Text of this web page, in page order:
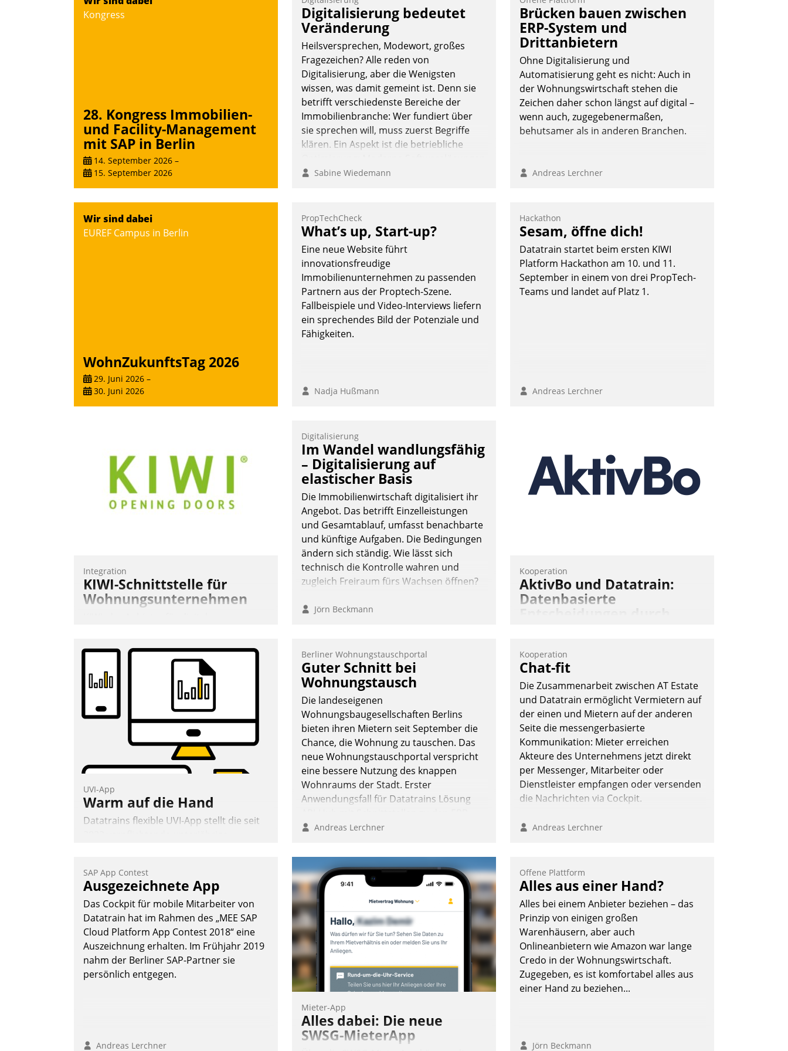
Vernetzungsideen fürs Quartier.
Dazwischen zeigte Datatrain, was es
Neues zu bieten hat.
Nadja Hußmann
Kongress
28. Kongress Immobilien-
und Facility-Management
mit SAP in Berlin
14. September 2026 –
15. September 2026
Digitalisierung bedeutet
Veränderung
Heilsversprechen, Modewort, großes
Fragezeichen? Alle reden von
Digitalisierung, aber die Wenigsten
wissen, was damit gemeint ist. Denn sie
betrifft verschiedenste Bereiche der
Immobilienbranche: Wer fundiert über
sie sprechen will, muss zuerst Begriffe
klären. Ein Aspekt ist die betriebliche
ermöglichen große Einsparungen durch
Allein mit der Einführung einer neuen
Software ist es nicht getan. Die
Digitalisierung erfordert von
Unternehmen die Bereitschaft, sich zu
überprüfen, zu hinterfragen und zu
verändern.
Sabine Wiedemann
Brücken bauen zwischen
ERP-System und
Drittanbietern
Ohne Digitalisierung und
Automatisierung geht es nicht: Auch in
der Wohnungswirtschaft stehen die
Zeichen daher schon längst auf digital –
wenn auch, zugegebenermaßen,
behutsamer als in anderen Branchen.
Andreas Lerchner
Wir sind dabei
EUREF Campus in Berlin
WohnZukunftsTag 2026
29. Juni 2026 –
30. Juni 2026
PropTechCheck
What’s up, Start-up?
Eine neue Website führt
innovationsfreudige
Immobilienunternehmen zu passenden
Partnern aus der Proptech-Szene.
Fallbeispiele und Video-Interviews liefern
ein sprechendes Bild der Potenziale und
Fähigkeiten.
Nadja Hußmann
Hackathon
Sesam, öffne dich!
Datatrain startet beim ersten KIWI
Platform Hackathon am 10. und 11.
September in einem von drei PropTech-
Teams und landet auf Platz 1.
Andreas Lerchner
Integration
KIWI-Schnittstelle für
Wohnungsunternehmen
Beratungs- und
Softwareentwicklungshaus Datatrain.
Andreas Lerchner
Digitalisierung
Im Wandel wandlungsfähig
– Digitalisierung auf
elastischer Basis
Die Immobilienwirtschaft digitalisiert ihr
Angebot. Das betrifft Einzelleistungen
und Gesamtablauf, umfasst benachbarte
und künftige Aufgaben. Die Bedingungen
ändern sich ständig. Wie lässt sich
technisch die Kontrolle wahren und
zugleich Freiraum fürs Wachsen öffnen?
Jörn Beckmann
Kooperation
AktivBo und Datatrain:
Datenbasierte
AktivBo und Datatrain kooperieren –
Immobilienunternehmen profitieren: Die
nahtlose Integration der Lösungen von
AktivBo und Datatrain ermöglicht
automatisiert ausgelöste, zielgerichtete
Mieterbefragungen – eine starke
Grundlage für intelligente, datengestützte
Entscheidungen.
UVI-App
Warm auf die Hand
Datatrains flexible UVI-App stellt die seit
Die monatlichen Mitteilungen zum
Heizungs- und Wasserverbrauch gehen
automatisiert, vollständig und auf
Wunsch über mehrere zuvor festgelegte
Kommunikationswege bei den
Empfängern ein.
Nadja Hußmann
Berliner Wohnungstauschportal
Guter Schnitt bei
Wohnungstausch
Die landeseigenen
Wohnungsbaugesellschaften Berlins
bieten ihren Mietern seit September die
Chance, die Wohnung zu tauschen. Das
neue Wohnungstauschportal verspricht
eine bessere Nutzung des knappen
Wohnraums der Stadt. Erster
Anwendungsfall für Datatrains Lösung
Systemen der Unternehmen.
Andreas Lerchner
Kooperation
Chat-fit
Die Zusammenarbeit zwischen AT Estate
und Datatrain ermöglicht Vermietern auf
der einen und Mietern auf der anderen
Seite die messengerbasierte
Kommunikation: Mieter erreichen
Akteure des Unternehmens jetzt direkt
per Messenger, Mitarbeiter oder
Dienstleister empfangen oder versenden
die Nachrichten via Cockpit.
Andreas Lerchner
SAP App Contest
Ausgezeichnete App
Das Cockpit für mobile Mitarbeiter von
Datatrain hat im Rahmen des „MEE SAP
Cloud Platform App Contest 2018“ eine
Auszeichnung erhalten. Im Frühjahr 2019
nahm der Berliner SAP-Partner sie
persönlich entgegen.
Andreas Lerchner
Mieter-App
Alles dabei: Die neue
SWSG-MieterApp
Offene Plattform
Alles aus einer Hand?
Alles bei einem Anbieter beziehen – das
Prinzip von einigen großen
Warenhäusern, aber auch
Onlineanbietern wie Amazon war lange
Credo in der Wohnungswirtschaft.
Zugegeben, es ist komfortabel alles aus
einer Hand zu beziehen...
Jörn Beckmann